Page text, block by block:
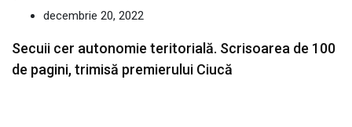
decembrie 20, 2022
Secuii cer autonomie teritorială. Scrisoarea de 100
de pagini, trimisă premierului Ciucă